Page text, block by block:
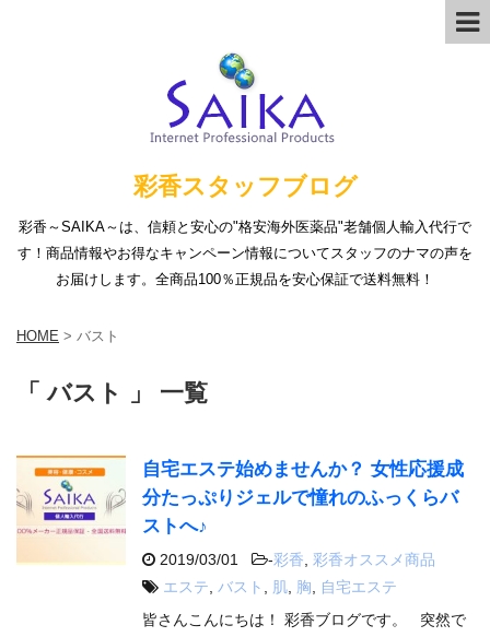
彩香スタッフブログ
彩香～SAIKA～は、信頼と安心の"格安海外医薬品"老舗個人輸入代行で
す！商品情報やお得なキャンペーン情報についてスタッフのナマの声を
お届けします。全商品100％正規品を安心保証で送料無料！
HOME > バスト
「 バスト 」 一覧
自宅エステ始めませんか？ 女性応援成
分たっぷりジェルで憧れのふっくらバ
ストへ♪
2019/03/01 -彩香
彩香オススメ商品
エステ
バスト 肌 胸
自宅エステ
皆さんこんにちは！ 彩香ブログです。 突然で